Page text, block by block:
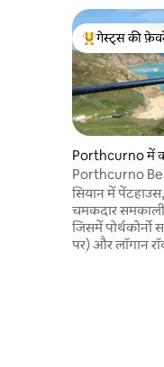
गेस्ट्स का टॉप
गेस्ट्स की
Porthcurno में
Porthcurno
सियान में
चमकदार
जिसमें
पर) और लॉगान